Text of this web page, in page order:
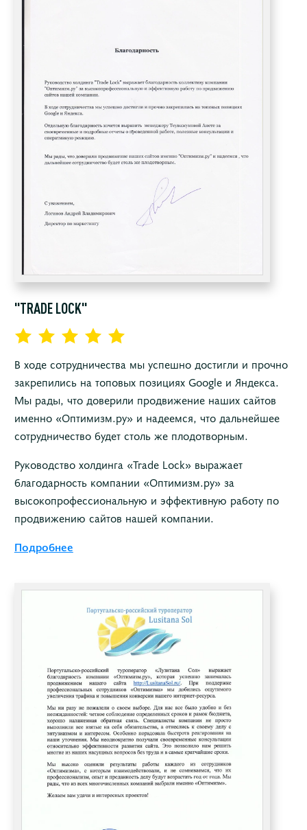
"TRADE LOCK"
В ходе сотрудничества мы успешно достигли и прочно
закрепились на топовых позициях Google и Яндекса.
Мы рады, что доверили продвижение наших сайтов
именно «Оптимизм.ру» и надеемся, что дальнейшее
сотрудничество будет столь же плодотворным.
Руководство холдинга «Trade Lock» выражает
благодарность компании «Оптимизм.ру» за
высокопрофессиональную и эффективную работу по
продвижению сайтов нашей компании.
Подробнее